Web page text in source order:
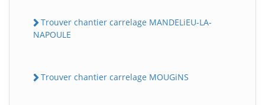
Trouver chantier carrelage MANDELiEU-LA-
NAPOULE
Trouver chantier carrelage MOUGiNS